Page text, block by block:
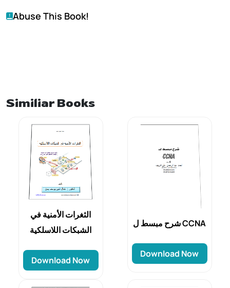
Abuse This Book!
Similiar Books
الثغرات الأمنية في
الشبكات اللاسلكية
Download Now
شرح مبسط ل CCNA
Download Now